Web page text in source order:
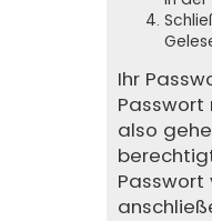
Ihr
Passwort
also
Passwort